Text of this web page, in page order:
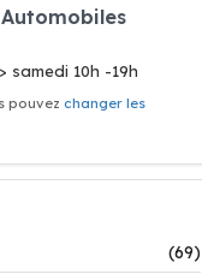
samedi 10h -19h
pouvez changer les
(69)